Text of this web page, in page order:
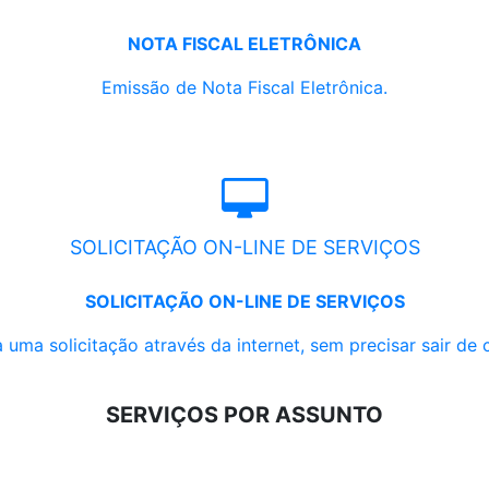
NOTA FISCAL ELETRÔNICA
Emissão de Nota Fiscal Eletrônica.
SOLICITAÇÃO ON-LINE DE SERVIÇOS
SOLICITAÇÃO ON-LINE DE SERVIÇOS
uma solicitação através da internet, sem precisar sair de
SERVIÇOS POR ASSUNTO